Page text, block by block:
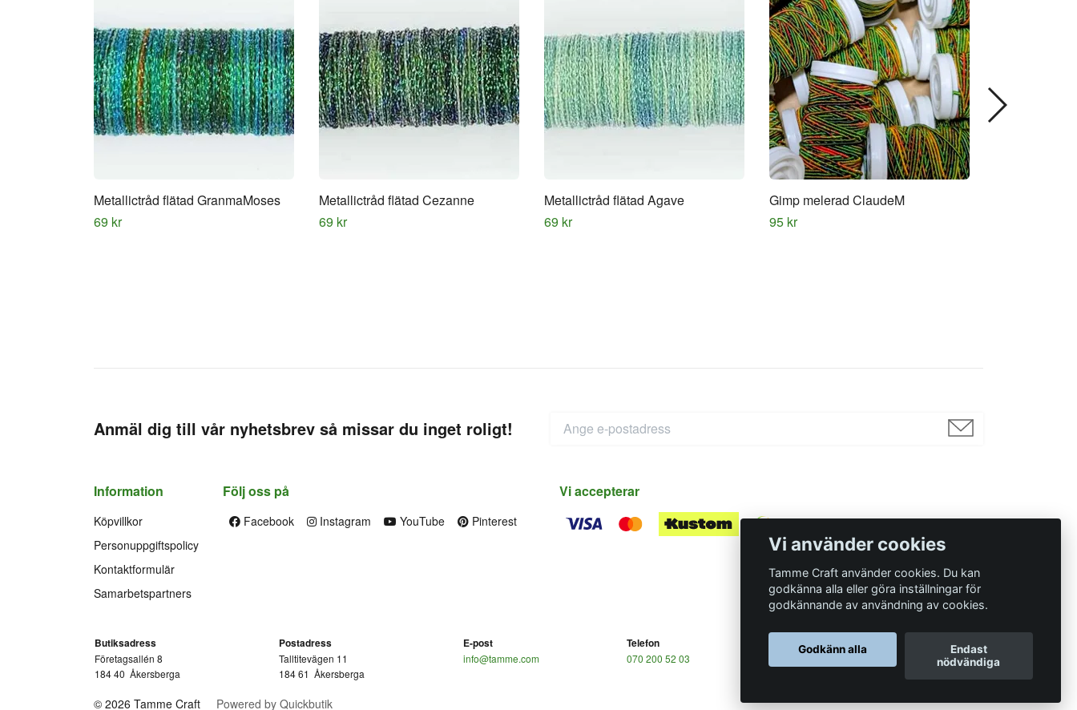
Metallictråd flätad GranmaMoses
69 kr
Metallictråd flätad Cezanne
69 kr
Metallictråd flätad Agave
69 kr
Gimp melerad ClaudeM
95 kr
Anmäl dig till vår nyhetsbrev så missar du inget roligt!
Information
Köpvillkor
Personuppgiftspolicy
Kontaktformulär
Samarbetspartners
Följ oss på
Facebook Instagram YouTube Pinterest
Vi accepterar
Butiksadress
Företagsallén 8
184 40 Åkersberga
Postadress
Talltitevägen 11
184 61 Åkersberga
E-post
info@tamme.com
Telefon
070 200 52 03
Organisationsnummer
© 2026 Tamme Craft Powered by Quickbutik
Vi använder cookies
Tamme Craft använder cookies. Du kan
godkänna alla eller göra inställningar för
godkännande av användning av cookies.
Godkänn alla
Endast
nödvändiga